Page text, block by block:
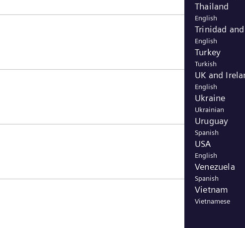
Thailand
English
Trinidad
English
Turkey
Turkish
UK and
English
Ukraine
Ukrainian
Uruguay
Spanish
USA
English
Venezuela
Spanish
Vietnam
Vietnamese